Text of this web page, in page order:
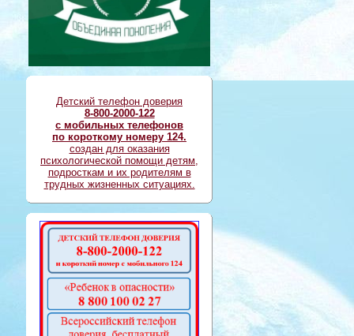
Детский телефон доверия
8-800-2000-122
с мобильных телефонов
по короткому номеру 124.
создан для оказания
психологической помощи детям,
подросткам и их родителям в
трудных жизненных ситуациях.